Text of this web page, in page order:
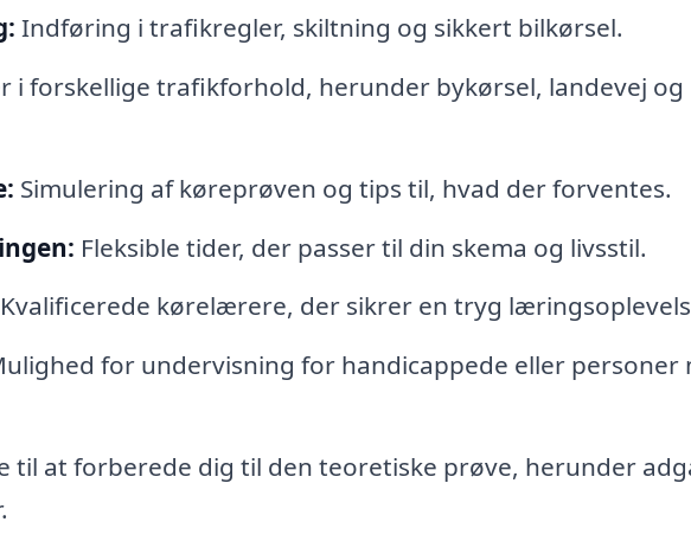
Indføring i trafikregler, skiltning og sikkert bilkørsel.
i forskellige trafikforhold, herunder bykørsel, landevej og
Simulering af køreprøven og tips til, hvad der forventes.
Fleksible tider, der passer til din skema og livsstil.
Kvalificerede kørelærere, der sikrer en tryg
for undervisning for handicappede eller personer
til at forberede dig til den teoretiske prøve, herunder